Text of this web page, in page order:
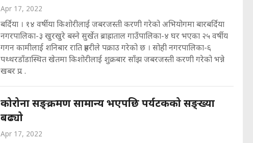
Apr 17, 2022
बर्दिया । १४ वर्षीया किशोरीलाई जबरजस्ती करणी गरेको अभियोगमा बारबर्दिया
नगरपालिका-३ खुरखुरे बस्ने सुर्खेत ब्राह्राताल गाउँपालिका-४ घर भएका २५ वर्षीय
गगन कामीलाई शनिबार राति प्रहरीले पक्राउ गरेको छ । सोही नगरपालिका-६
पथ्थरडाँडास्थित खेतमा किशोरीलाई शुक्रबार साँझ जबरजस्ती करणी गरेको भन्ने
खबर प्र. . .
कोरोना सङ्क्रमण सामान्य भएपछि पर्यटकको सङ्ख्या
बढ्यो
Apr 17, 2022